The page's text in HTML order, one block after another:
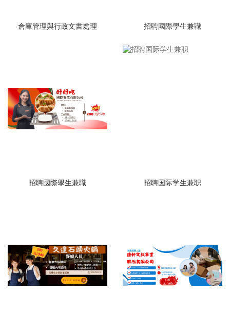
倉庫管理與行政文書處理 招聘國際學生兼職
招聘國際學生兼職 招聘国际学生兼职